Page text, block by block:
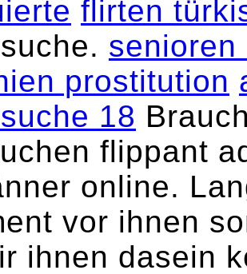
flirten
senioren
prostitution
18
flippant
online.
vor ihnen
ihnen dasein